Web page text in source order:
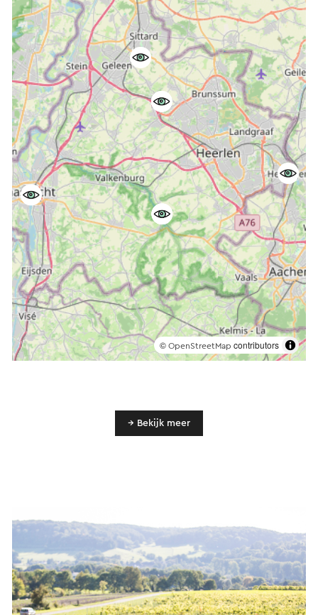
© OpenStreetMap contributors
→ Bekijk meer